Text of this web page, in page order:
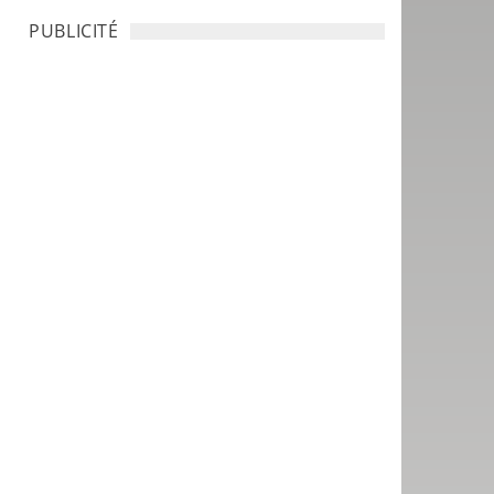
PUBLICITÉ